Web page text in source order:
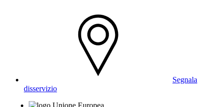
Segnala
disservizio